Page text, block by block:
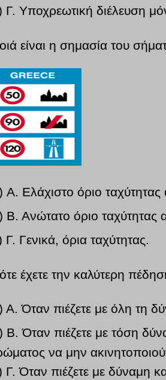
Γ. Υποχρεωτική διέλευση
είναι η σημασία του
Α. Ελάχιστο όριο
Β. Ανώτατο όριο ταχύτητας
Γ. Γενικά, όρια ταχύτητας.
έχετε την καλύτερη
Α. Όταν πιέζετε με όλη τη
Β. Όταν πιέζετε με τόση
να μην
Γ. Όταν πιέζετε με δύναμη